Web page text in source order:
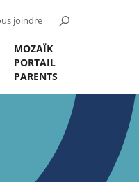
joindre
MOZAÏK
PORTAIL
PARENTS